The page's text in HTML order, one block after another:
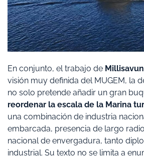
En conjunto, el trabajo de
visión muy definida del MUGEM, la
no solo pretende añadir un gran
reordenar la escala de la Marina
una combinación de industria
embarcada, presencia de largo
nacional de envergadura, tanto
industrial. Su texto no se limita a